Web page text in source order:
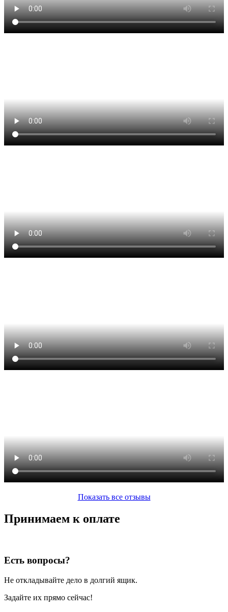
Показать все отзывы
Принимаем к оплате
Есть вопросы?
Не откладывайте дело в долгий ящик.
Задайте их прямо сейчас!